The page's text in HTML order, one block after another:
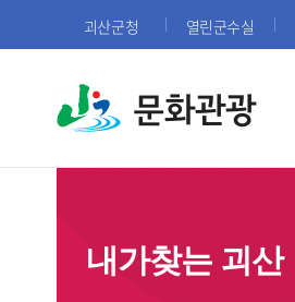
괴산군청 열린군수실
문화관광
내가찾는 괴산